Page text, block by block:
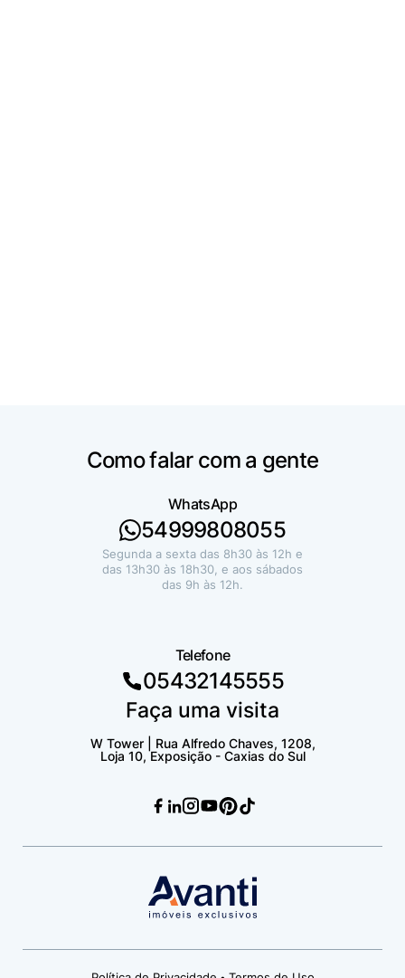
Como falar com a gente
WhatsApp
54999808055
Segunda a sexta das 8h30 às 12h e
das 13h30 às 18h30, e aos sábados
das 9h às 12h.
Telefone
05432145555
Faça uma visita
W Tower | Rua Alfredo Chaves, 1208,
Loja 10, Exposição - Caxias do Sul